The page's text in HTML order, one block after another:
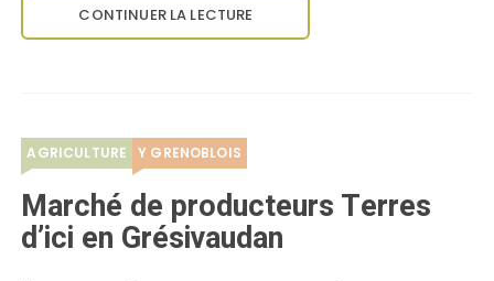
CONTINUER LA LECTURE
AGRICULTURE Y GRENOBLOIS
Marché de producteurs Terres
d’ici en Grésivaudan